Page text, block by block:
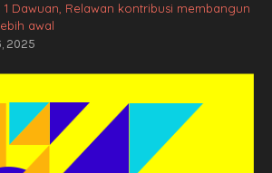
1 Dawuan, Relawan kontribusi membangun
awal
2025